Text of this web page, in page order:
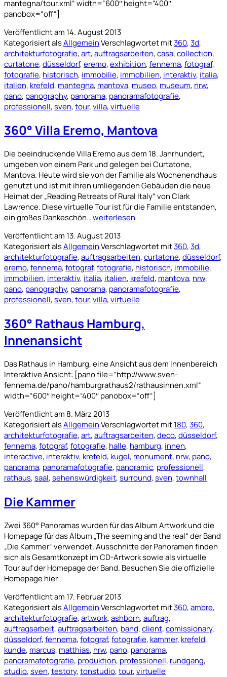
mantegna/tour.xml“ width=“600″ height=“400″
panobox=“off“]
Veröffentlicht am 14. August 2013
Kategorisiert alsAllgemeinVerschlagwortet mit360,3d,
architekturfotografie,art,auftragsarbeiten,casa,collection,
curtatone,düsseldorf,eremo,exhibition,fennema,fotograf,
fotografie, historisch, immobilie, immobilien, interaktiv, italia,
italien, krefeld, mantegna, mantova, museo, museum, nrw,
pano, panography, panorama, panoramafotografie,
professionell,sven,tour,villa,virtuelle
360° Villa Eremo, Mantova
Die beeindruckende Villa Eremo aus dem 18. Jahrhundert,
umgeben von einem Park und gelegen bei Curtatone,
Mantova. Heute wird sie von der Familie als Wochenendhaus
genutzt und ist mit ihren umliegenden Gebäuden die neue
Heimat der „Reading Retreats of Rural Italy“ von Clark
Lawrence. Diese virtuelle Tour ist für die Familie entstanden,
ein großes Dankeschön…360°
Eremo,
Mantova
weiterlesen
Veröffentlicht am 13. August 2013
Kategorisiert alsAllgemeinVerschlagwortet mit360,3d,
architekturfotografie,auftragsarbeiten,curtatone,düsseldorf,
eremo,fennema,fotograf,fotografie, historisch, immobilie,
immobilien, interaktiv, italia, italien, krefeld, mantova, nrw,
pano, panography, panorama, panoramafotografie,
professionell,sven,tour,villa,virtuelle
360° Rathaus Hamburg,
Innenansicht
Das Rathaus in Hamburg, eine Ansicht aus dem Innenbereich
Interaktive Ansicht: [pano file=“http://www.sven-
fennema.de/pano/hamburgrathaus2/rathausinnen.xml“
width=“600″ height=“400″ panobox=“off“]
Veröffentlicht am 8. März 2013
Kategorisiert alsAllgemeinVerschlagwortet mit180,360,
architekturfotografie,art,auftragsarbeiten,deco,düsseldorf,
fennema,fotograf,fotografie, halle, hamburg, innen,
interactive, interaktiv, krefeld, kugel, monument, nrw, pano,
panorama, panoramafotografie, panoramic, professionell,
rathaus,saal,sehenswürdigkeit,surround,sven,townhall
Die Kammer
Zwei 360° Panoramas wurden für das Album Artwork und die
Homepage für das Album „The seeming and the real“ der Band
„Die Kammer“ verwendet. Ausschnitte der Panoramen finden
sich als Gesamtkonzept im CD-Artwork sowie als virtuelle
Tour auf der Homepage der Band. Besuchen Sie die offizielle
Homepage hier
Veröffentlicht am 17. Februar 2013
Kategorisiert alsAllgemeinVerschlagwortet mit360,ambre,
architekturfotografie,artwork,ashborn,auftrag,
auftragsarbeit,auftragsarbeiten, band,client,comissionary,
düsseldorf,fennema,fotograf,fotografie, kammer, krefeld,
kunde, marcus, matthias, nrw, pano, panorama,
panoramafotografie, produktion, professionell, rundgang,
studio,sven,testory,tonstudio,tour,virtuelle